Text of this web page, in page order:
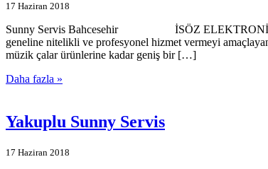
17 Haziran 2018
Sunny Servis Bahcesehir İSÖZ ELEKTRONİK
geneline nitelikli ve profesyonel hizmet vermeyi
müzik çalar ürünlerine kadar geniş bir […]
Daha fazla »
Yakuplu Sunny Servis
17 Haziran 2018